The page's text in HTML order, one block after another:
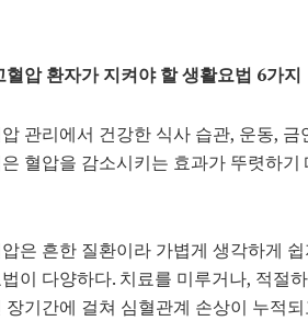
압 환자가 지켜야 할 생활요법 6가지
관리에서 건강한 식사 습관, 운동,
혈압을 감소시키는 효과가 뚜렷하
은 흔한 질환이라 가볍게 생각하게
이 다양하다. 치료를 미루거나, 적절
장기간에 걸쳐 심혈관계 손상이 누적